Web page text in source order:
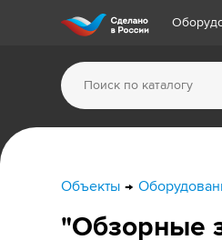
Объекты
"Обзорные